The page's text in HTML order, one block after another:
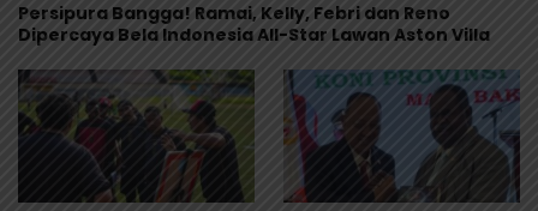
Persipura Bangga! Ramai, Kelly, Febri dan Reno
Dipercaya Bela Indonesia All-Star Lawan Aston Villa